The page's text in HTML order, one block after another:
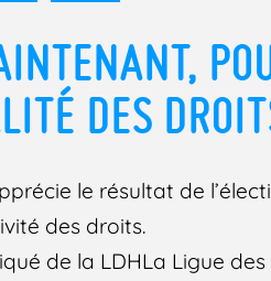
DES
le résultat de
des droits.
de la LDHLa Ligue